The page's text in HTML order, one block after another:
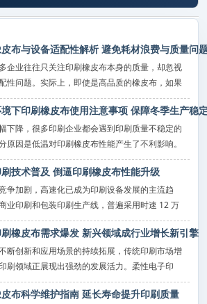
布与设备适配性解析 避免耗材浪费与质量问
企业往往只关注印刷橡皮布本身的质量，却忽视
性问题。实际上，即使是高品质的橡皮布，如果
发挥出最佳性能，甚至会出现套印不准、网点扩
问题，造成严重的耗材浪费和生产损失。
下印刷橡皮布使用注意事项 保障冬季生产稳
下降，很多印刷企业都会遇到印刷质量不稳定的
原因是低温对印刷橡皮布性能产生了不利影响。
胶，橡胶的弹性会随温度降低而明显下降，变硬
移效果和印刷精度，严重时还会导致橡皮布开裂
技术普及 倒逼印刷橡皮布性能升级
争加剧，高速化已成为印刷设备发展的主流趋
业印刷和包装印刷生产线，普遍采用时速 12 万
机，部分高端生产线速度已突破 15 万转 / 小时。
对作为油墨转移核心载体的印刷橡皮布性能提出
橡皮布需求爆发 新兴领域成行业增长新引擎
创新和应用场景的持续拓展，传统印刷市场增
刷领域正展现出强劲的发展活力。柔性电子印
印刷、电路板印刷等新兴领域的快速崛起，对
求，特种印刷橡皮布凭借其独特的性能优势，成
布科学维护指南 延长寿命提升印刷质量